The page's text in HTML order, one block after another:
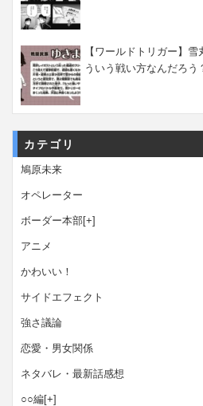
【ワールドトリガー】
ういう戦い方なんだろう
カテゴリ
鳩原未来
オペレーター
ボーダー本部[+]
アニメ
かわいい！
サイドエフェクト
強さ議論
恋愛・男女関係
ネタバレ・最新話感想
○○編[+]